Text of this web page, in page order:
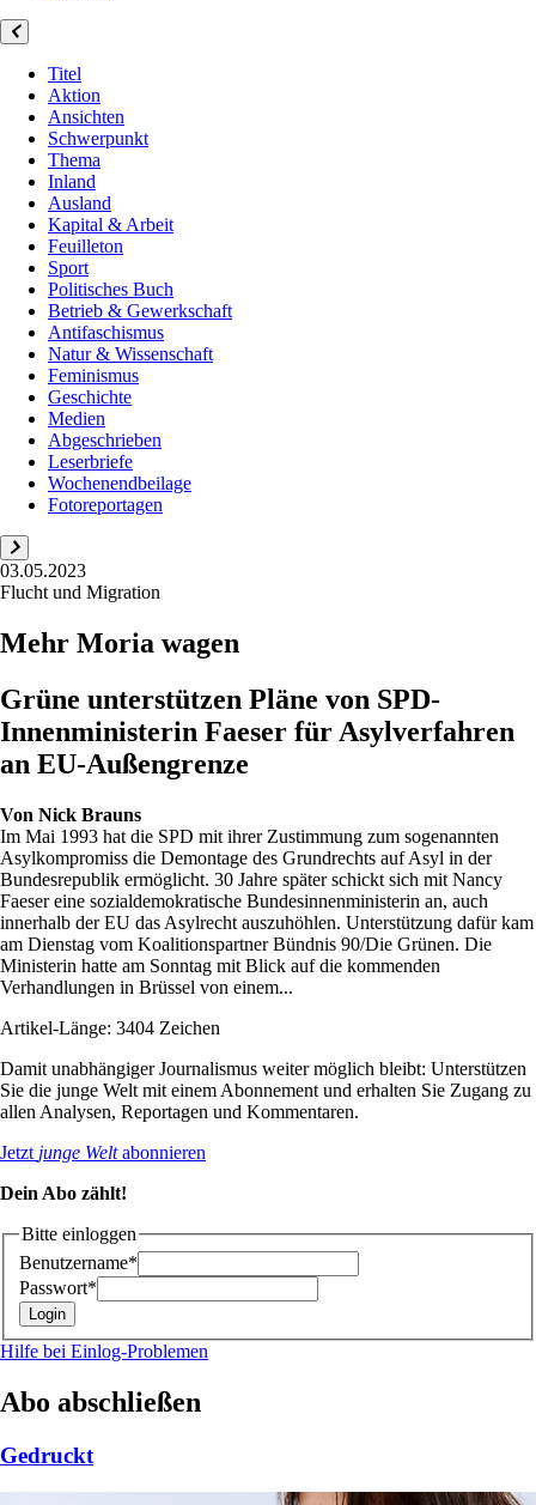
Titel
Aktion
Ansichten
Schwerpunkt
Thema
Inland
Ausland
Kapital & Arbeit
Feuilleton
Sport
Politisches Buch
Betrieb & Gewerkschaft
Antifaschismus
Natur & Wissenschaft
Feminismus
Geschichte
Medien
Abgeschrieben
Leserbriefe
Wochenendbeilage
Fotoreportagen
03.05.2023
Flucht und Migration
Mehr Moria wagen
Grüne unterstützen Pläne von SPD-
Innenministerin Faeser für Asylverfahren
an EU-Außengrenze
Von Nick Brauns
Im Mai 1993 hat die SPD mit ihrer Zustimmung zum sogenannten
Asylkompromiss die Demontage des Grundrechts auf Asyl in der
Bundesrepublik ermöglicht. 30 Jahre später schickt sich mit Nancy
Faeser eine sozialdemokratische Bundesinnenministerin an, auch
innerhalb der EU das Asylrecht auszuhöhlen. Unterstützung dafür kam
am Dienstag vom Koalitionspartner Bündnis 90/Die Grünen. Die
Ministerin hatte am Sonntag mit Blick auf die kommenden
Verhandlungen in Brüssel von einem...
Artikel-Länge: 3404 Zeichen
Damit unabhängiger Journalismus weiter möglich bleibt: Unterstützen
Sie die junge Welt mit einem Abonnement und erhalten Sie Zugang zu
allen Analysen, Reportagen und Kommentaren.
Jetzt junge Weltabonnieren
Dein Abo zählt!
Bitte einloggen
Benutzername*
Passwort*
Hilfe bei Einlog-Problemen
Abo abschließen
Gedruckt